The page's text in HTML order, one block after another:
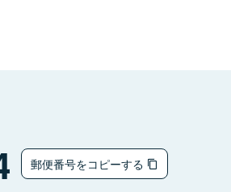
郵便番号をコピーする